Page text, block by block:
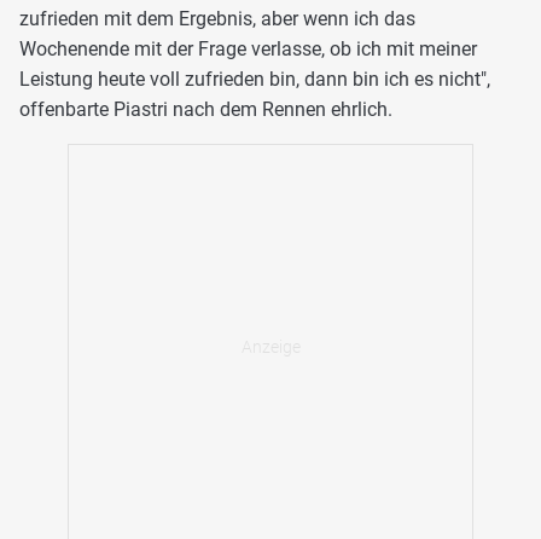
zufrieden mit dem Ergebnis, aber wenn ich das
Wochenende mit der Frage verlasse, ob ich mit meiner
Leistung heute voll zufrieden bin, dann bin ich es nicht",
offenbarte Piastri nach dem Rennen ehrlich.